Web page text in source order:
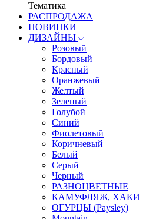
Тематика
РАСПРОДАЖА
НОВИНКИ
ДИЗАЙНЫ
Розовый
Бордовый
Красный
Оранжевый
Желтый
Зеленый
Голубой
Синий
Фиолетовый
Коричневый
Белый
Серый
Черный
РАЗНОЦВЕТНЫЕ
КАМУФЛЯЖ, ХАКИ
ОГУРЦЫ (Paysley)